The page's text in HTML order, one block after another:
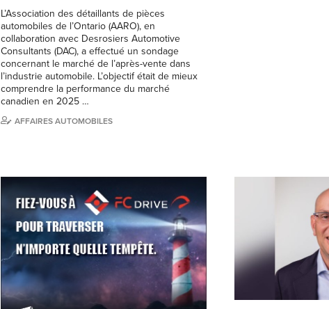
L’Association des détaillants de pièces
automobiles de l’Ontario (AARO), en
collaboration avec Desrosiers Automotive
Consultants (DAC), a effectué un sondage
concernant le marché de l’après-vente dans
l’industrie automobile. L’objectif était de mieux
comprendre la performance du marché
canadien en 2025 …
AFFAIRES AUTOMOBILES